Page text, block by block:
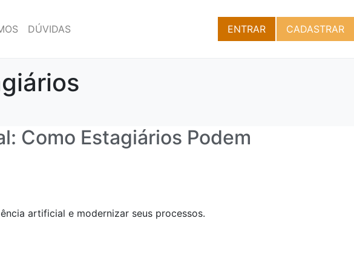
DÚVIDAS ENTRAR CADASTRAR
Como Estagiários Podem
artificial e modernizar seus processos.